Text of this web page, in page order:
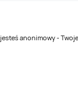
jesteś anonimowy -